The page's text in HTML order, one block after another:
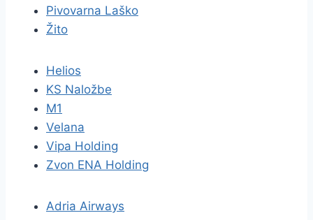
Pivovarna Laško
Žito
Helios
KS Naložbe
M1
Velana
Vipa Holding
Zvon ENA Holding
Adria Airways